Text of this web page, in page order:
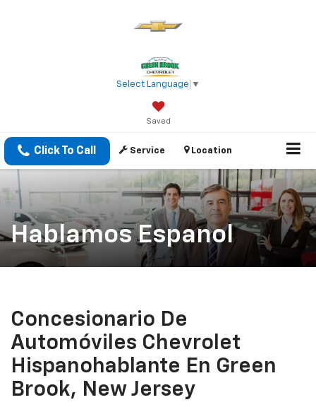
Select Language ▼
Saved
Click To Call Service Location
Hablamos Espanol
Concesionario De
Automóviles Chevrolet
Hispanohablante En Green
Brook, New Jersey